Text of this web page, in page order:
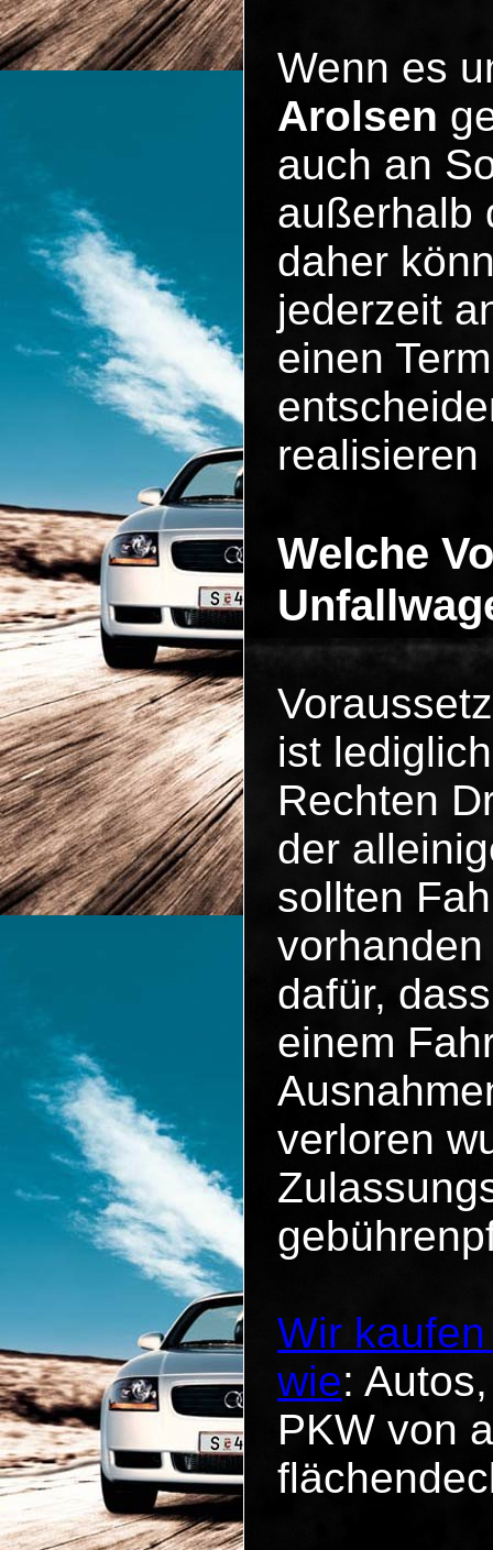
Wenn es
Arolsen
auch an
außerhalb
daher
jederzeit
einen
realisieren
Welche
ist
Rechten
der
sollten
dafür,
einem
verloren
Wir
wie:
PKW von